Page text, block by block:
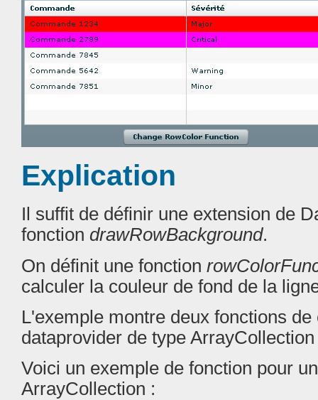
Explication
Il suffit de définir une extension de
fonction drawRowBackground.
On définit une fonction
calculer la couleur de fond de la
L'exemple montre deux fonctions
dataprovider de type
Voici un exemple de fonction pour
ArrayCollection :